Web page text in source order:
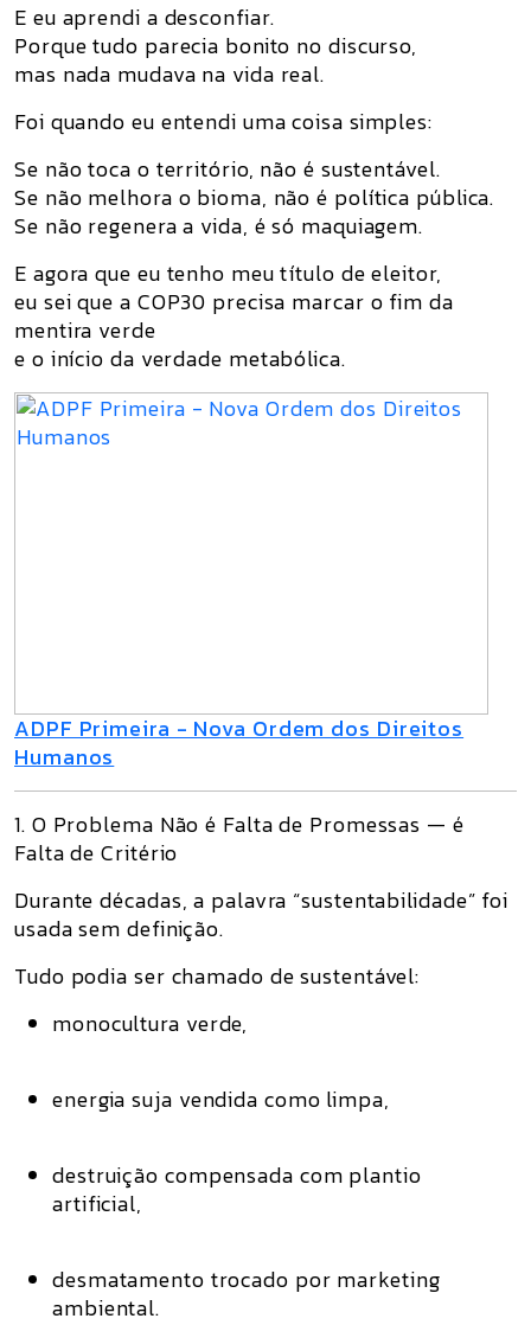
E eu aprendi a desconfiar.
Porque tudo parecia bonito no discurso,
mas nada mudava na vida real.
Foi quando eu entendi uma coisa simples:
Se não toca o território, não é sustentável.
Se não melhora o bioma, não é política pública.
Se não regenera a vida, é só maquiagem.
E agora que eu tenho meu título de eleitor,
eu sei que a COP30 precisa marcar o fim da
mentira verde
e o início da verdade metabólica.
ADPF Primeira - Nova Ordem dos Direitos
Humanos
1. O Problema Não é Falta de Promessas — é
Falta de Critério
Durante décadas, a palavra “sustentabilidade” foi
usada sem definição.
Tudo podia ser chamado de sustentável:
monocultura verde,
energia suja vendida como limpa,
destruição compensada com plantio
artificial,
desmatamento trocado por marketing
ambiental.